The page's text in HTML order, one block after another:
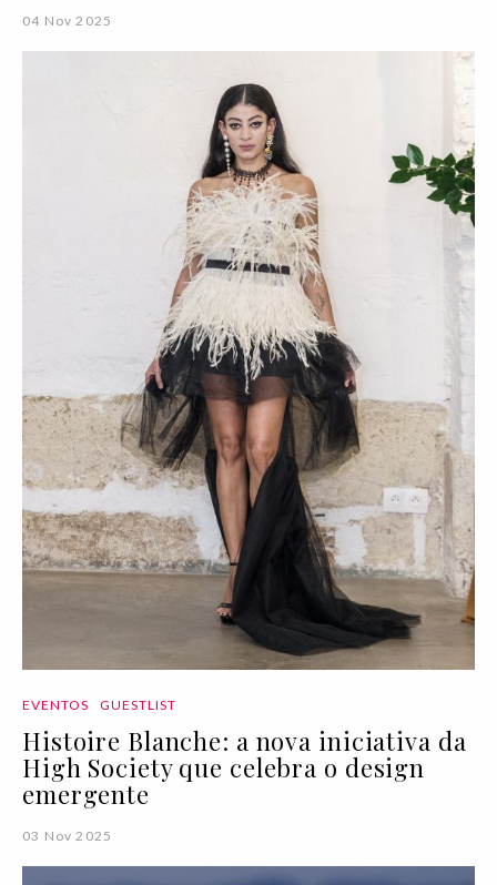
04 Nov 2025
EVENTOS GUESTLIST
Histoire Blanche: a nova iniciativa da
High Society que celebra o design
emergente
03 Nov 2025